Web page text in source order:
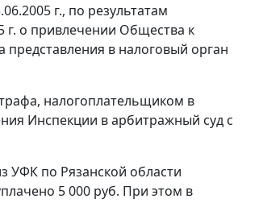
г., по результатам
г. о привлечении Общества к
в налоговый орган
налогоплательщиком в
Инспекции в арбитражный суд с
УФК по Рязанской области
5 000 руб. При этом в